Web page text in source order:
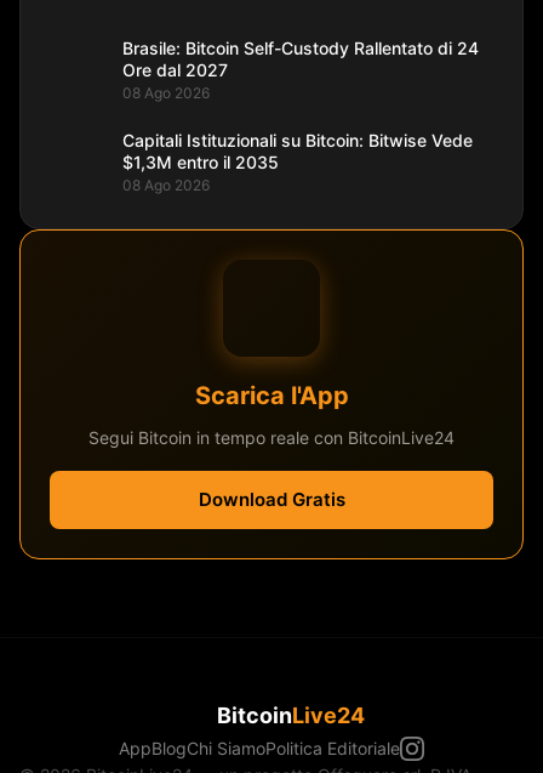
Brasile: Bitcoin Self-Custody Rallentato di 24
Ore dal 2027
08 Ago 2026
Capitali Istituzionali su Bitcoin: Bitwise Vede
$1,3M entro il 2035
08 Ago 2026
Scarica l'App
Segui Bitcoin in tempo reale con BitcoinLive24
Download Gratis
BitcoinLive24
AppBlogChi SiamoPolitica Editoriale